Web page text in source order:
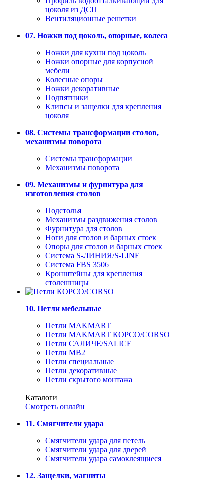
цоколя из ДСП
Вентиляционные решетки
07. Ножки под цоколь, опорные, колеса
Ножки для кухни под цоколь
Ножки опорные для корпусной
мебели
Колесные опоры
Ножки декоративные
Подпятники
Клипсы и защелки для крепления
цоколя
08. Системы трансформации столов,
механизмы поворота
Системы трансформации
Механизмы поворота
09. Механизмы и фурнитура для
изготовления столов
Подстолья
Механизмы раздвижения столов
Фурнитура для столов
Ноги для столов и барных стоек
Опоры для столов и барных стоек
Система S-ЛИНИЯ/S-LINE
Система FBS 3506
Кронштейны для крепления
столешницы
10. Петли мебельные
Петли MAKMART
Петли MAKMART КОРСО/CORSO
Петли САЛИЧЕ/SALICE
Петли MB2
Петли специальные
Петли декоративные
Петли скрытого монтажа
Каталоги
Смотреть онлайн
11. Смягчители удара
Смягчители удара для петель
Смягчители удара для дверей
Cмягчители удара самоклеящиеся
12. Защелки, магниты